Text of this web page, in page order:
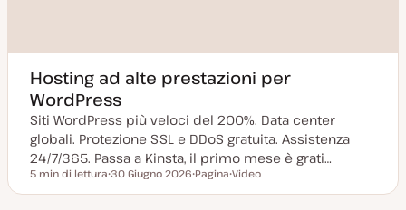
Hosting ad alte prestazioni per
WordPress
Siti WordPress più veloci del 200%. Data center
globali. Protezione SSL e DDoS gratuita. Assistenza
24/7/365. Passa a Kinsta, il primo mese è grati…
Tempo di lettura
5 min di lettura
a
30 Giugno 2026
o
Pagina
i
Video